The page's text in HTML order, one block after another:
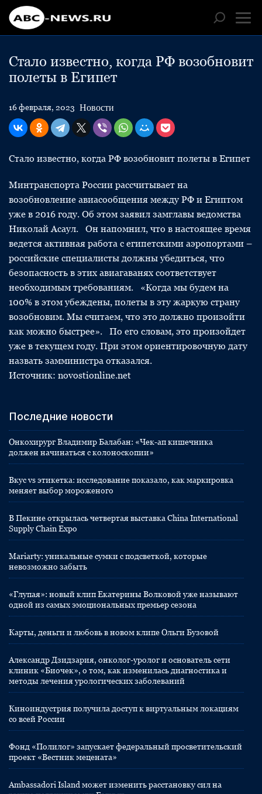
Стало известно, когда РФ возобновит
полеты в Египет
16 февраля, 2023 Новости
Стало известно, когда РФ возобновит полеты в Египет
Минтранспорта России рассчитывает на
возобновление авиасообщения между РФ и Египтом
уже в 2016 году. Об этом заявил замглавы ведомства
Николай Асаул. Он напомнил, что в настоящее время
ведется активная работа с египетскими аэропортами –
российские специалисты должны убедиться, что
безопасность в этих авиагаванях соответствует
необходимым требованиям. «Когда мы будем на
100% в этом убеждены, полеты в эту жаркую страну
возобновим. Мы считаем, что это должно произойти
как можно быстрее». По его словам, это произойдет
уже в текущем году. При этом ориентировочную дату
назвать замминистра отказался.
Источник: novostionline.net
Последние новости
Онкохирург Владимир Балабан: «Чек-ап кишечника
должен начинаться с колоноскопии»
Вкус vs этикетка: исследование показало, как маркировка
меняет выбор мороженого
В Пекине открылась четвертая выставка China International
Supply Chain Expo
Mariarty: уникальные сумки с подсветкой, которые
невозможно забыть
«Глупая»: новый клип Екатерины Волковой уже называют
одной из самых эмоциональных премьер сезона
Карты, деньги и любовь в новом клипе Ольги Бузовой
Александр Дзидзария, онколог-уролог и основатель сети
клиник «Биочек», о том, как изменилась диагностика и
методы лечения урологических заболеваний
Киноиндустрия получила доступ к виртуальным локациям
со всей России
Фонд «Полилог» запускает федеральный просветительский
проект «Вестник мецената»
Ambassadori Island может изменить расстановку сил на